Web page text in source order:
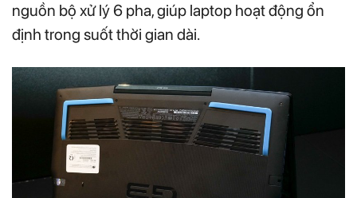
nguồn bộ xử lý 6 pha, giúp laptop hoạt động ổn
định trong suốt thời gian dài.